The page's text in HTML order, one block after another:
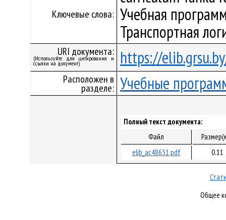
Ключевые слова: Учебная
Транспортная
URI документа:
(Используйте для цитирования и
ссылки на документ) https://
Расположен в
разделе: Учебные
Полный текст документа:
Файл
elib_ac48631.pdf
0.11
Общее